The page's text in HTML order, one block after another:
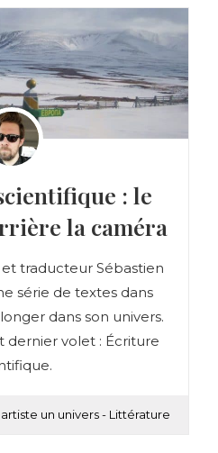
: le
la caméra
traducteur Sébastien
série de textes dans
dans son univers.
dernier volet : Écriture
artiste un univers - Littérature